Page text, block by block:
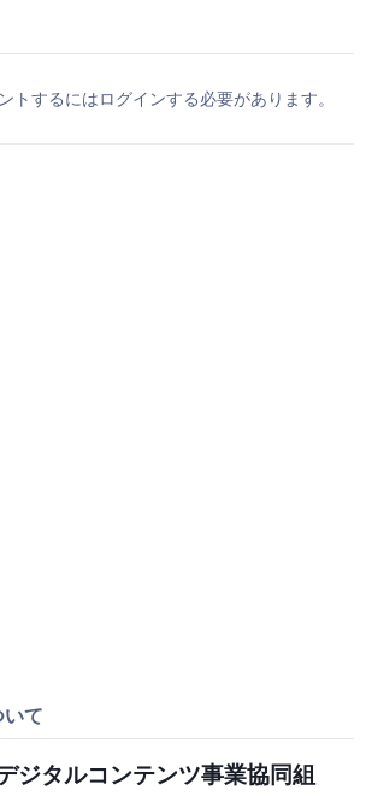
トするにはログインする必要があります。
て
ジタルコンテンツ事業協同組